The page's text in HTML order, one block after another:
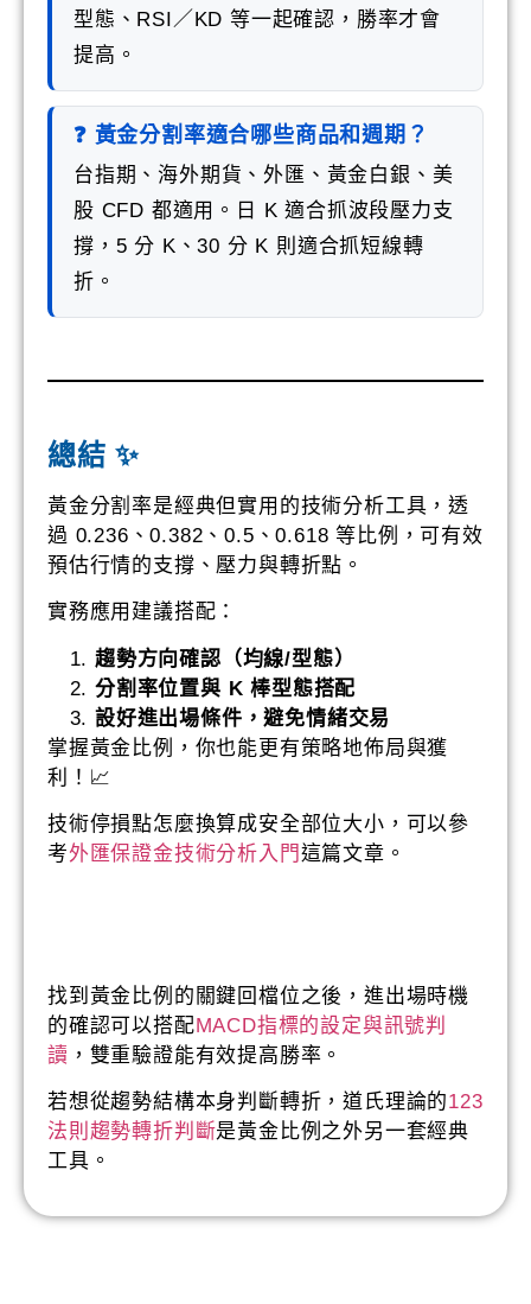
型態、RSI／KD 等一起確認，勝率才會
提高。
❓ 黃金分割率適合哪些商品和週期？
台指期、海外期貨、外匯、黃金白銀、美
股 CFD 都適用。日 K 適合抓波段壓力支
撐，5 分 K、30 分 K 則適合抓短線轉
折。
總結 ✨
黃金分割率是經典但實用的技術分析工具，透
過 0.236、0.382、0.5、0.618 等比例，可有效
預估行情的支撐、壓力與轉折點。
實務應用建議搭配：
趨勢方向確認（均線/型態）
分割率位置與 K 棒型態搭配
設好進出場條件，避免情緒交易
掌握黃金比例，你也能更有策略地佈局與獲
利！📈
技術停損點怎麼換算成安全部位大小，可以參
考外匯保證金技術分析入門這篇文章。
找到黃金比例的關鍵回檔位之後，進出場時機
的確認可以搭配MACD指標的設定與訊號判
讀 ，雙重驗證能有效提高勝率。
若想從趨勢結構本身判斷轉折，道氏理論的123
法則趨勢轉折判斷是黃金比例之外另一套經典
工具。